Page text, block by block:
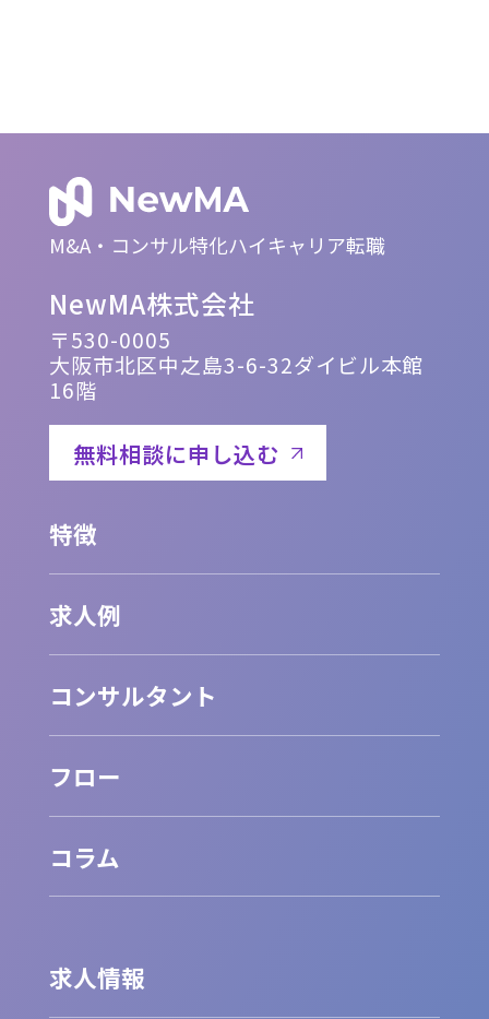
M&A・コンサル特化ハイキャリア転職
NewMA株式会社
〒530-0005
大阪市北区中之島3-6-32ダイビル本館
16階
無料相談に申し込む
特徴
求人例
コンサルタント
フロー
コラム
求人情報